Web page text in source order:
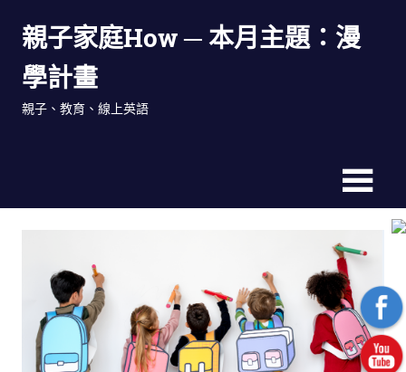
親子家庭How ─ 本月主題：漫
學計畫
親子、教育、線上英語